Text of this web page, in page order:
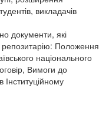
викладачів
документи, які
репозитарію: Положення
національного
Вимоги до